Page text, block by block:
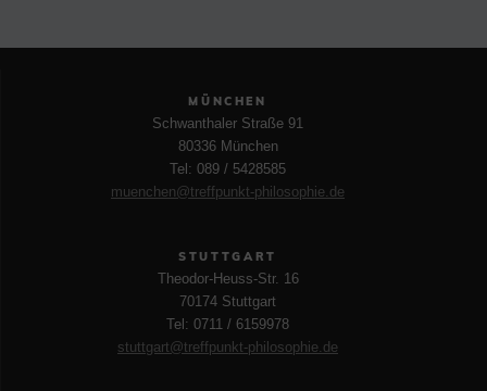
MÜNCHEN
Schwanthaler Straße 91
80336 München
Tel: 089 / 5428585
muenchen@treffpunkt-philosophie.de
STUTTGART
Theodor-Heuss-Str. 16
70174 Stuttgart
Tel: 0711 / 6159978
stuttgart@treffpunkt-philosophie.de